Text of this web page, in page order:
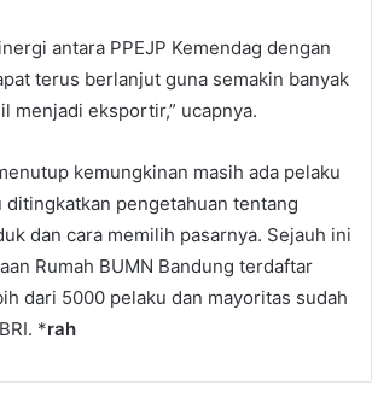
antara PPEJP Kemendag dengan
terus berlanjut guna semakin banyak
menjadi eksportir,” ucapnya.
kemungkinan masih ada pelaku
ditingkatkan pengetahuan tentang
dan cara memilih pasarnya. Sejauh ini
Rumah BUMN Bandung terdaftar
dari 5000 pelaku dan mayoritas sudah
*rah